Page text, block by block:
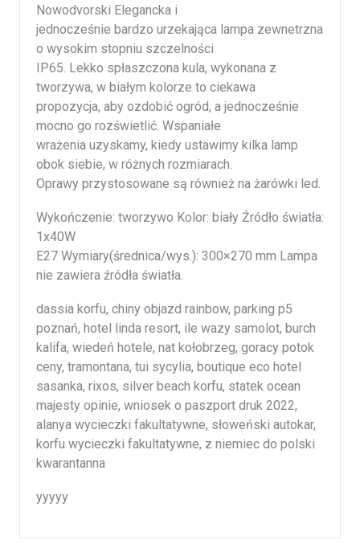
Nowodvorski Elegancka i
jednocześnie bardzo urzekająca lampa zewnetrzna
o wysokim stopniu szczelności
IP65. Lekko spłaszczona kula, wykonana z
tworzywa, w białym kolorze to ciekawa
propozycja, aby ozdobić ogród, a jednocześnie
mocno go rozświetlić. Wspaniałe
wrażenia uzyskamy, kiedy ustawimy kilka lamp
obok siebie, w różnych rozmiarach.
Oprawy przystosowane są również na żarówki led.
Wykończenie: tworzywo Kolor: biały Źródło światła:
1x40W
E27 Wymiary(średnica/wys.): 300×270 mm Lampa
nie zawiera źródła światła.
dassia korfu, chiny objazd rainbow, parking p5
poznań, hotel linda resort, ile wazy samolot, burch
kalifa, wiedeń hotele, nat kołobrzeg, goracy potok
ceny, tramontana, tui sycylia, boutique eco hotel
sasanka, rixos, silver beach korfu, statek ocean
majesty opinie, wniosek o paszport druk 2022,
alanya wycieczki fakultatywne, słoweński autokar,
korfu wycieczki fakultatywne, z niemiec do polski
kwarantanna
yyyyy